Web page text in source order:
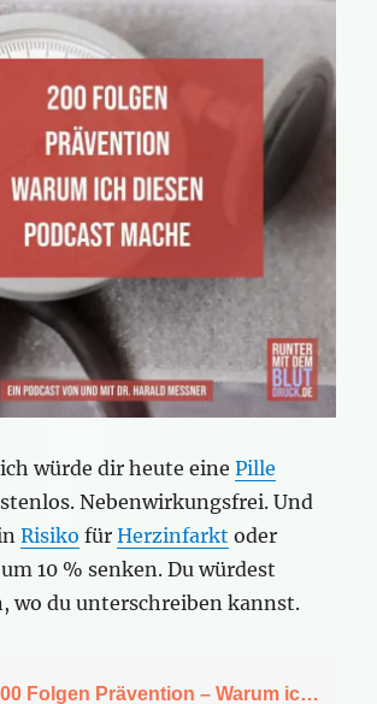
würde dir heute einePille
Nebenwirkungsfrei. Und
Risiko fürHerzinfarkt oder
um 10 % senken. Du würdest
wo du unterschreiben kannst.